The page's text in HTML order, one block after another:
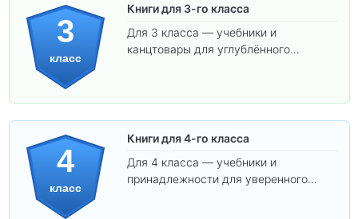
3
класс
Книги для 3-го класса
Для 3 класса — учебники и
канцтовары для углублённого
4
класс
Книги для 4-го класса
Для 4 класса — учебники и
принадлежности для уверенного